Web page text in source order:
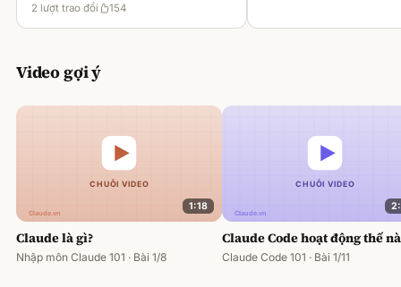
ChatGPT. Hiện chỉ có tài liệu về
2 lượt trao đổi 154
Video gợi ý
1:18
Claude là gì?
Nhập môn Claude 101 · Bài 1/8
Claude Code hoạt động thế
Claude Code 101 · Bài 1/11